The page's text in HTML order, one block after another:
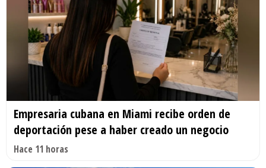
Empresaria cubana en Miami recibe orden de
deportación pese a haber creado un negocio
Hace 11 horas